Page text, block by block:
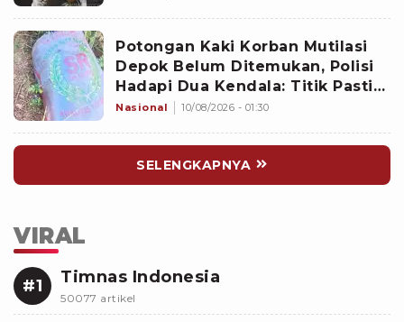
Potongan Kaki Korban Mutilasi
Depok Belum Ditemukan, Polisi
Hadapi Dua Kendala: Titik Pasti
Tersangka Membuangnya dan
Nasional 10/08/2026 - 01:30
SELENGKAPNYA
VIRAL
#1 Timnas Indonesia
50077 artikel